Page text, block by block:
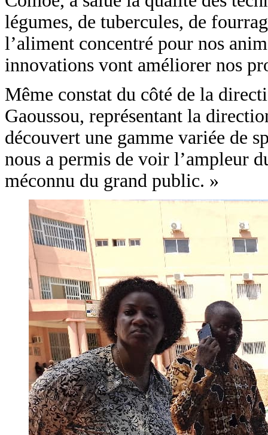
légumes, de tubercules, de
l’aliment concentré pour nos
innovations vont améliorer nos
Même constat du côté de la
Gaoussou, représentant la
découvert une gamme variée de
nous a permis de voir l’ampleur
méconnu du grand public. »